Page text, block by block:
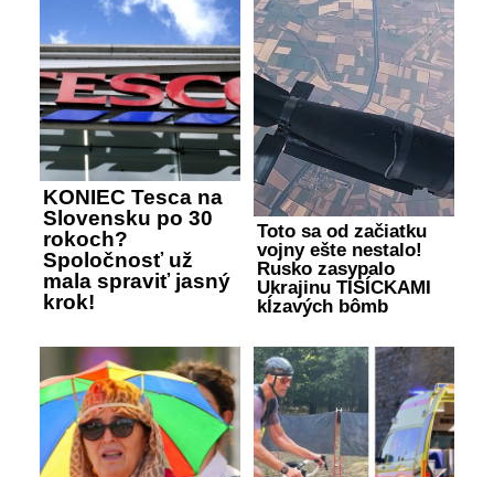
KONIEC Tesca na
Slovensku po 30
rokoch?
Spoločnosť už
mala spraviť jasný
krok!
Toto sa od začiatku
vojny ešte nestalo!
Rusko zasypalo
Ukrajinu TISÍCKAMI
kĺzavých bômb